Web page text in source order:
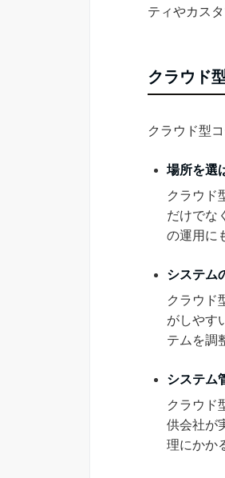
ティやカス
クラウド
クラウド型
場所を選
クラウド
だけでな
の運用に
システム
クラウド
がしやす
テムを調
システム
クラウド
供会社が
理にかか